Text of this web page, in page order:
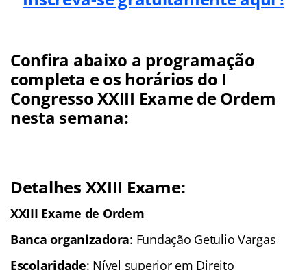
Confira abaixo a programação
completa e os horários do I
Congresso XXIII Exame de Ordem
nesta semana:
Detalhes XXIII Exame:
XXIII Exame de Ordem
Banca organizadora: Fundação Getulio Vargas
Escolaridade: Nível superior em Direito